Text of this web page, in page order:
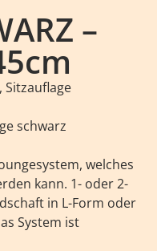
–
schwarz
welches
kann. 1- oder 2-
in L-Form oder
System ist